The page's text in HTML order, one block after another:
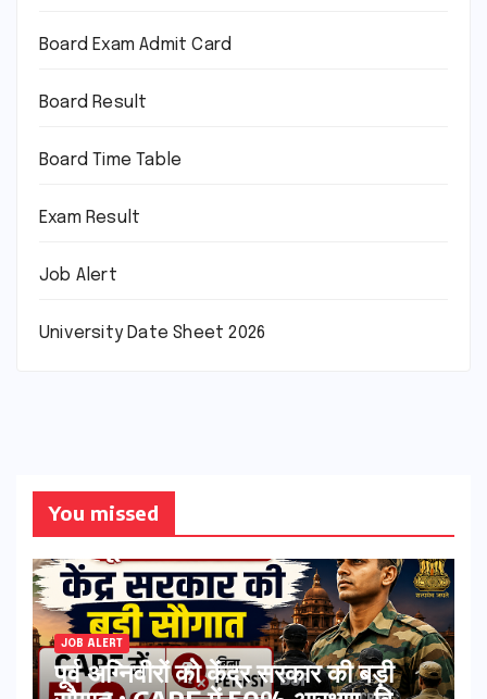
Board Exam Admit Card
Board Result
Board Time Table
Exam Result
Job Alert
University Date Sheet 2026
You missed
JOB ALERT
पूर्व अग्निवीरों को केंद्र सरकार की बड़ी